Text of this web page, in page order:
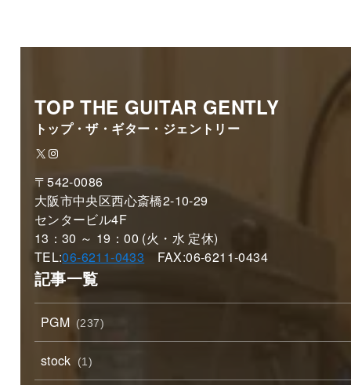
TOP THE GUITAR GENTLY
トップ・ザ・ギター・ジェントリー
X Instagram
〒542-0086
大阪市中央区西心斎橋2-10-29
センタービル4F
13：30 ～ 19：00 (火・水 定休)
TEL:06-6211-0433 FAX:06-6211-0434
記事一覧
PGM (237)
stock (1)